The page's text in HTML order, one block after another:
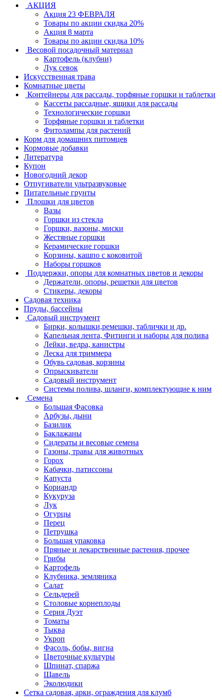
АКЦИЯ
Акция 23 ФЕВРАЛЯ
Товары по акции скидка 20%
Акция 8 марта
Товары по акции скидка 10%
Весовой посадочный материал
Картофель (клубни)
Лук севок
Искусственная трава
Комнатные цветы
Контейнеры для рассады, торфяные горшки и таблетки
Кассеты рассадные, ящики для рассады
Технологические горшки
Торфяные горшки и таблетки
Фитолампы для растений
Корм для домашних питомцев
Кормовые добавки
Литература
Купон
Новогодний декор
Отпугиватели ультразвуковые
Питательные грунты
Плошки для цветов
Вазы
Горшки из стекла
Горшки, вазоны, миски
Жестяные горшки
Керамические горшки
Корзины, кашпо с коковитой
Наборы горшков
Поддержки, опоры для комнатных цветов и декоры
Держатели, опоры, решетки для цветов
Стикеры, декоры
Садовая техника
Пруды, бассейны
Садовый инструмент
Бирки, колышки,ремешки, таблички и др.
Капельная лента, Фитинги и наборы для полива
Лейки, ведра, канистры
Леска для триммера
Обувь садовая, корзины
Опрыскиватели
Садовый инструмент
Системы полива, шланги, комплектующие к ним
Семена
Большая Фасовка
Арбузы, дыни
Базилик
Баклажаны
Сидераты и весовые семена
Газоны, травы для животных
Горох
Кабачки, патиссоны
Капуста
Кориандр
Кукуруза
Лук
Огурцы
Перец
Петрушка
Большая упаковка
Пряные и лекарственные растения, прочее
Грибы
Картофель
Клубника, земляника
Салат
Сельдерей
Столовые корнеплоды
Серия Дуэт
Томаты
Тыква
Укроп
Фасоль, бобы, вигна
Цветочные культуры
Шпинат, спаржа
Щавель
Эколюдики
Сетка садовая, арки, ограждения для клумб